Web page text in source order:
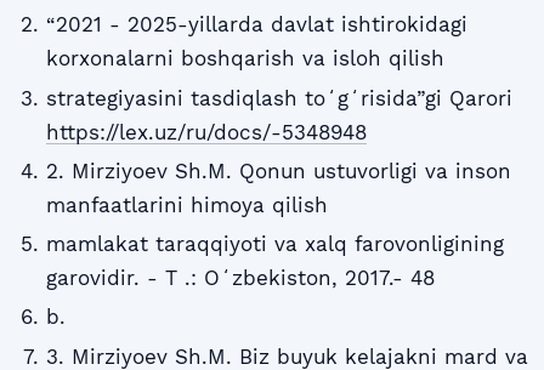
“2021 - 2025-yillarda davlat ishtirokidagi
korxonalarni boshqarish va isloh qilish
strategiyasini tasdiqlash toʻgʻrisida”gi Qarori
https://lex.uz/ru/docs/-5348948
2. Mirziyoev Sh.M. Qonun ustuvorligi va inson
manfaatlarini himoya qilish
mamlakat taraqqiyoti va xalq farovonligining
garovidir. - T .: Oʻzbekiston, 2017.- 48
b.
3. Mirziyoev Sh.M. Biz buyuk kelajakni mard va